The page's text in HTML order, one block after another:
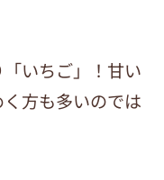
いちご」！甘い
方も多いのでは